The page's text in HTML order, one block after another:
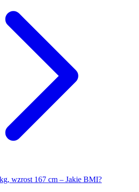
wzrost 167 cm – Jakie BMI?